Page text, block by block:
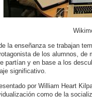
la enseñanza se trabajan
de los alumnos,
partían y en base a los
significativo.
por William Heart
como de la